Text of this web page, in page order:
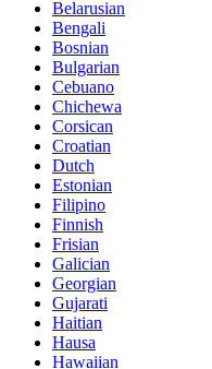
Belarusian
Bengali
Bosnian
Bulgarian
Cebuano
Chichewa
Corsican
Croatian
Dutch
Estonian
Filipino
Finnish
Frisian
Galician
Georgian
Gujarati
Haitian
Hausa
Hawaiian